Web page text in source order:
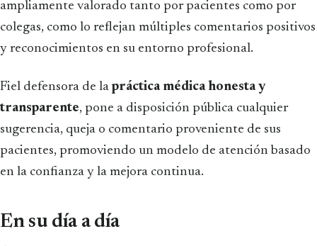
ampliamente valorado tanto por pacientes como por
colegas, como lo reflejan múltiples comentarios positivos
y reconocimientos en su entorno profesional.
Fiel defensora de lapráctica médica honesta y
transparente, pone a disposición pública cualquier
sugerencia, queja o comentario proveniente de sus
pacientes, promoviendo un modelo de atención basado
en la confianza y la mejora continua.
En su día a día